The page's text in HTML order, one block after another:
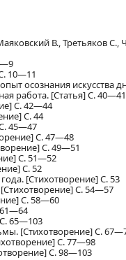
В., Третьяков С.,
10—11
осознания искусства
работа. [Статья] С. 40—41
С. 42—44
С. 44
45—47
С. 47—48
С. 49—51
С. 51—52
С. 52
[Стихотворение] С. 53
С. 54—57
С. 58—60
61—64
65—103
[Стихотворение] С.
С. 77—98
С. 98—103